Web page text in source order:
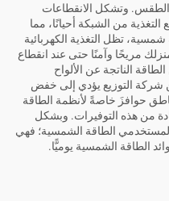
وتشكل الانقطاعات
من الشبكة أحيانًا، مما
تظل التغذية الكهربائية
مريحًا وآمنًا حتى عند انقطاع
الناتجة عن الألواح
شركة التوزيع يؤدي إلى خفض
حوافزَ خاصةً لأنظمة الطاقة
من هذه التوفيرات. وبشكل
لمستخدمي الطاقة الشمسية؛ فهي
الطاقة الشمسية يوميًّا.